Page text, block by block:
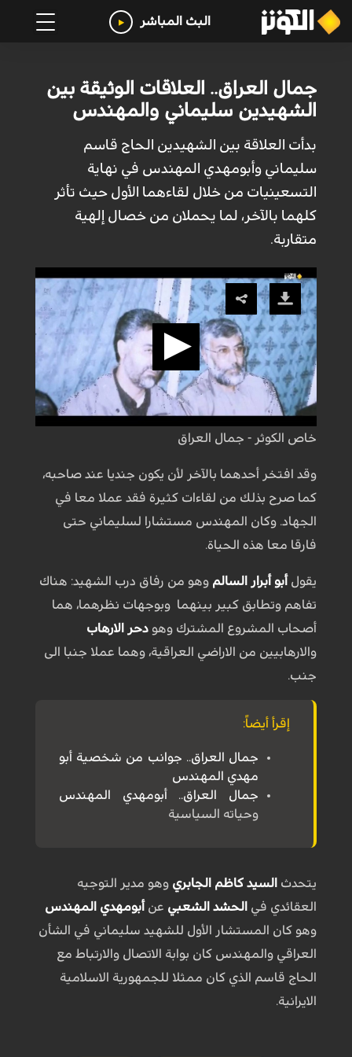
البث المباشر
جمال العراق.. العلاقات الوثيقة بين
الشهيدين سليماني والمهندس
بدأت العلاقة بين الشهيدين الحاج قاسم
سليماني وأبومهدي المهندس في نهاية
التسعينيات من خلال لقاءهما الأول حيث تأثر
كلهما بالآخر، لما يحملان من خصال إلهية
متقاربة.
خاص الكوثر - جمال العراق
وقد افتخر أحدهما بالآخر لأن يكون جنديا عند صاحبه،
كما صرح بذلك من لقاءات كثيرة فقد عملا معا في
الجهاد. وكان المهندس مستشارا لسليماني حتى
فارقا معا هذه الحياة.
يقول أبو أبرار السالم وهو من رفاق درب الشهيد: هناك
تفاهم وتطابق كبير بينهما وبوجهات نظرهما، هما
أصحاب المشروع المشترك وهو دحر الارهاب
والارهابيين من الاراضي العراقية، وهما عملا جنبا الى
جنب.
إقرأ أيضاً:
جمال العراق.. جوانب من شخصية أبو
مهدي المهندس
جمال العراق..
أبومهدي المهندس
وحياته السياسية
يتحدث السيد كاظم الجابري وهو مدير التوجيه
العقائدي في الحشد الشعبي عن أبومهدي المهندس
وهو كان المستشار الأول للشهيد سليماني في الشأن
العراقي والمهندس كان بوابة الاتصال والارتباط مع
الحاج قاسم الذي كان ممثلا للجمهورية الاسلامية
الايرانية.